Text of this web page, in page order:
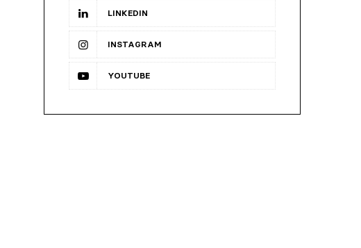
LINKEDIN
INSTAGRAM
YOUTUBE